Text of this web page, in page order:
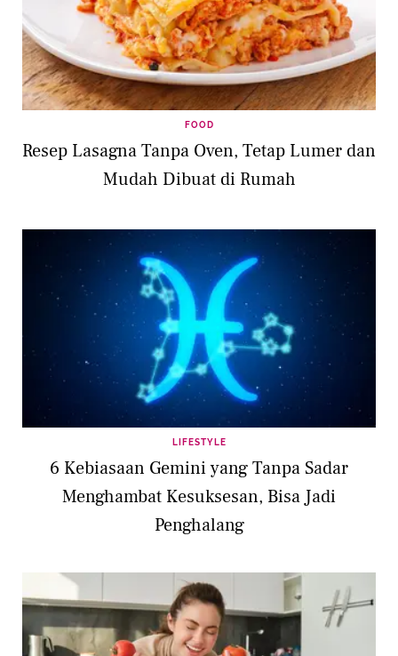
FOOD
Resep Lasagna Tanpa Oven, Tetap Lumer dan
Mudah Dibuat di Rumah
LIFESTYLE
6 Kebiasaan Gemini yang Tanpa Sadar
Menghambat Kesuksesan, Bisa Jadi
Penghalang